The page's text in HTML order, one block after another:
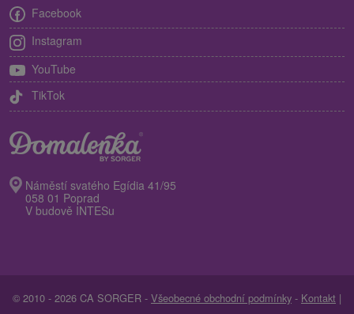
Facebook
Instagram
YouTube
TikTok
Náměstí svatého Egídia 41/95
058 01 Poprad
V budově INTESu
© 2010 - 2026 CA SORGER - Všeobecné obchodní podmínky - Kontakt |